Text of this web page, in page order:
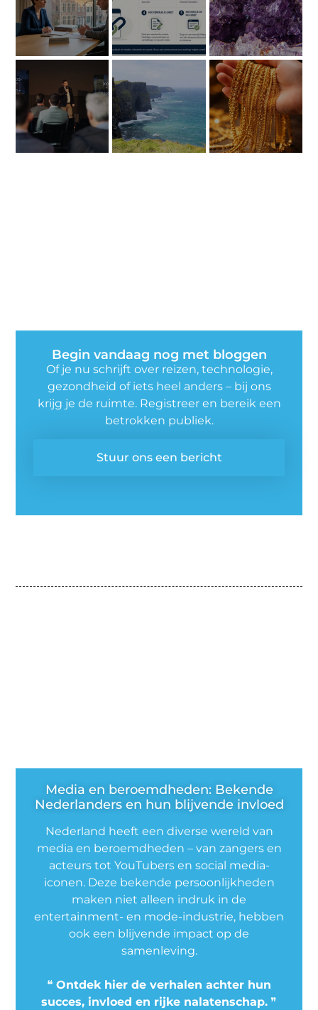
Begin vandaag nog met bloggen
Of je nu schrijft over reizen, technologie,
gezondheid of iets heel anders – bij ons
krijg je de ruimte. Registreer en bereik een
betrokken publiek.
Stuur ons een bericht
Media en beroemdheden: Bekende
Nederlanders en hun blijvende invloed
Nederland heeft een diverse wereld van
media en beroemdheden – van zangers en
acteurs tot YouTubers en social media-
iconen. Deze bekende persoonlijkheden
maken niet alleen indruk in de
entertainment- en mode-industrie, hebben
ook een blijvende impact op de
samenleving.
❝ Ontdek hier de verhalen achter hun
succes, invloed en rijke nalatenschap. ❞